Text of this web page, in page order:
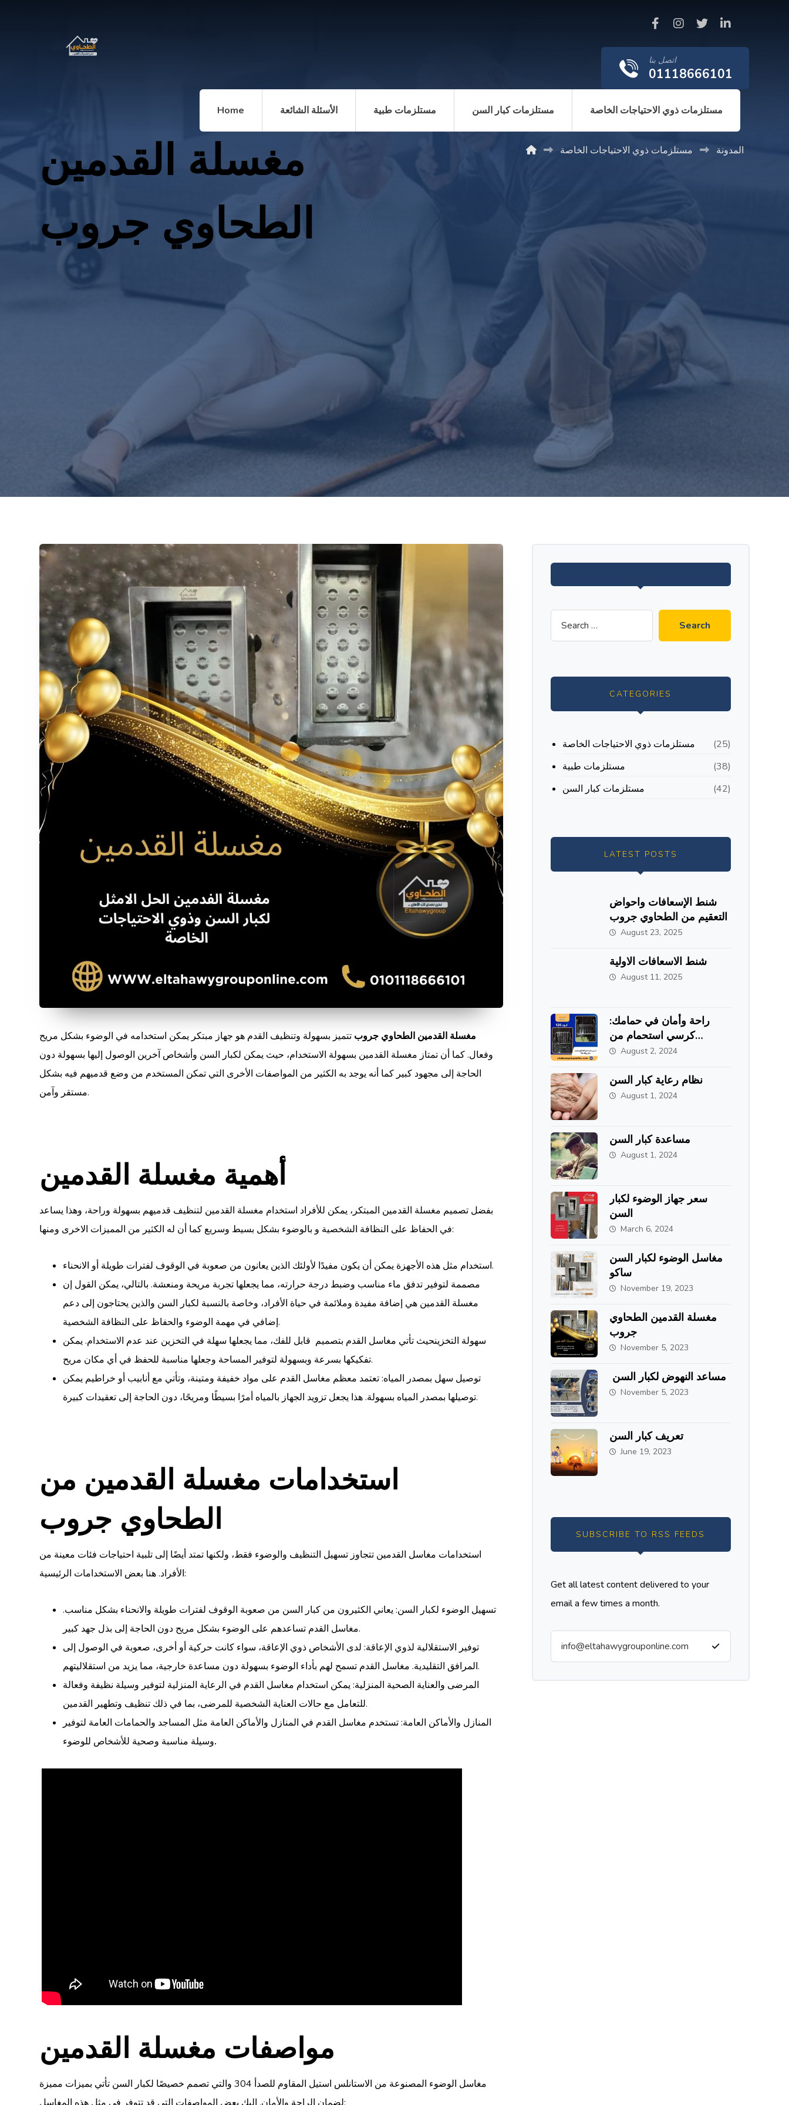
اتصل بنا
01118666101
Home الأسئلة الشائعة مستلزمات طبية مستلزمات كبار السن مستلزمات ذوي الاحتياجات الخاصة
مغسلة القدمين
الطحاوي جروب
المدونة مستلزمات ذوي الاحتياجات الخاصة
مغسلة القدمين الطحاوي جروب تتميز بسهولة وتنظيف القدم هو جهاز مبتكر يمكن استخدامه في الوضوء بشكل مريح
وفعال. كما أن تمتاز مغسلة القدمين بسهولة الاستخدام، حيث يمكن لكبار السن وأشخاص آخرين الوصول إليها بسهولة دون
الحاجة إلى مجهود كبير كما أنه يوجد به الكثير من المواصفات الأخرى التي تمكن المستخدم من وضع قدميهم فيه بشكل
مستقر وآمن.
أهمية مغسلة القدمين
بفضل تصميم مغسلة القدمين المبتكر، يمكن للأفراد استخدام مغسلة القدمين لتنظيف قدميهم بسهولة وراحة، وهذا يساعد
في الحفاظ على النظافة الشخصية و بالوضوء بشكل بسيط وسريع كما أن له الكثير من المميزات الاخرى ومنها:
استخدام مثل هذه الأجهزة يمكن أن يكون مفيدًا لأولئك الذين يعانون من صعوبة في الوقوف لفترات طويلة أو الانحناء.
مصممة لتوفير تدفق ماء مناسب وضبط درجة حرارته، مما يجعلها تجربة مريحة ومنعشة. بالتالي، يمكن القول إن
مغسلة القدمين هي إضافة مفيدة وملائمة في حياة الأفراد، وخاصة بالنسبة لكبار السن والذين يحتاجون إلى دعم
إضافي في مهمة الوضوء والحفاظ على النظافة الشخصية.
سهولة التخزينحيث تأتي مغاسل القدم بتصميم قابل للفك، مما يجعلها سهلة في التخزين عند عدم الاستخدام. يمكن
تفكيكها بسرعة وبسهولة لتوفير المساحة وجعلها مناسبة للحفظ في أي مكان مريح.
توصيل سهل بمصدر المياه: تعتمد معظم مغاسل القدم على مواد خفيفة ومتينة، وتأتي مع أنابيب أو خراطيم يمكن
توصيلها بمصدر المياه بسهولة. هذا يجعل تزويد الجهاز بالمياه أمرًا بسيطًا ومريحًا، دون الحاجة إلى تعقيدات كبيرة.
استخدامات مغسلة القدمين من
الطحاوي جروب
استخدامات مغاسل القدمين تتجاوز تسهيل التنظيف والوضوء فقط، ولكنها تمتد أيضًا إلى تلبية احتياجات فئات معينة من
الأفراد. هنا بعض الاستخدامات الرئيسية:
تسهيل الوضوء لكبار السن: يعاني الكثيرون من كبار السن من صعوبة الوقوف لفترات طويلة والانحناء بشكل مناسب.
مغاسل القدم تساعدهم على الوضوء بشكل مريح دون الحاجة إلى بذل جهد كبير.
توفير الاستقلالية لذوي الإعاقة: لدى الأشخاص ذوي الإعاقة، سواء كانت حركية أو أخرى، صعوبة في الوصول إلى
المرافق التقليدية. مغاسل القدم تسمح لهم بأداء الوضوء بسهولة دون مساعدة خارجية، مما يزيد من استقلاليتهم.
المرضى والعناية الصحية المنزلية: يمكن استخدام مغاسل القدم في الرعاية المنزلية لتوفير وسيلة نظيفة وفعالة
للتعامل مع حالات العناية الشخصية للمرضى، بما في ذلك تنظيف وتطهير القدمين.
المنازل والأماكن العامة: تستخدم مغاسل القدم في المنازل والأماكن العامة مثل المساجد والحمامات العامة لتوفير
وسيلة مناسبة وصحية للأشخاص للوضوء.
مواصفات مغسلة القدمين
مغاسل الوضوء المصنوعة من الاستانلس استيل المقاوم للصدأ 304 والتي تصمم خصيصًا لكبار السن تأتي بميزات مميزة
CATEGORIES
مستلزمات ذوي الاحتياجات الخاصة
(25)
مستلزمات طبية
(38)
مستلزمات كبار السن
(42)
LATEST POSTS
شنط الإسعافات واحواض
التعقيم من الطحاوي جروب
August 23, 2025
شنط الاسعافات الاولية
August 11, 2025
راحة وأمان في حمامك:
كرسي استحمام من
الاستانلس ستيل من
August 2, 2024
نظام رعاية كبار السن
August 1, 2024
مساعدة كبار السن
August 1, 2024
سعر جهاز الوضوء لكبار
السن
March 6, 2024
مغاسل الوضوء لكبار السن
ساكو
November 19, 2023
مغسلة القدمين الطحاوي
جروب
November 5, 2023
مساعد النهوض لكبار السن
November 5, 2023
تعريف كبار السن
June 19, 2023
SUBSCRIBE TO RSS FEEDS
Get all latest content delivered to your
email a few times a month.